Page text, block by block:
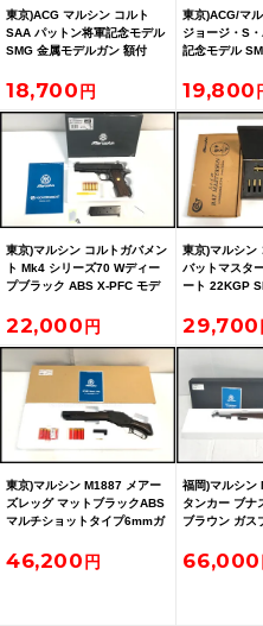
東京)ACG マルシン コルト
SAA パットン将軍記念モデル
SMG 金属モデルガン 額付
18,700
東京)ACG/マ
ジョージ・S
記念モデル
19,800
東京)マルシン コルトガバメン
ト Mk4 シリーズ70 Wディー
プブラック ABS X-PFC モデ
22,000
東京)マルシン
バットマスタ
ート 22KGP
29,700
東京)マルシン M1887 メアー
ズレッグ マットブラックABS
マルチショットタイプ6mmガ
46,200
福岡)マルシン
タンカー ブナ
ブラウン ガス
66,000